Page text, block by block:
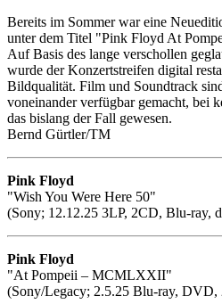
Bereits im Sommer war eine
unter dem Titel "Pink Floyd At
Auf Basis des lange verschollen
wurde der Konzertstreifen digital
Bildqualität. Film und Soundtrack
voneinander verfügbar gemacht, bei
das bislang der Fall gewesen.
Bernd Gürtler/TM
Pink Floyd
"Wish You Were Here 50"
(Sony; 12.12.25 3LP, 2CD, Blu-ray,
Pink Floyd
"At Pompeii – MCMLXXII"
(Sony/Legacy; 2.5.25 Blu-ray,